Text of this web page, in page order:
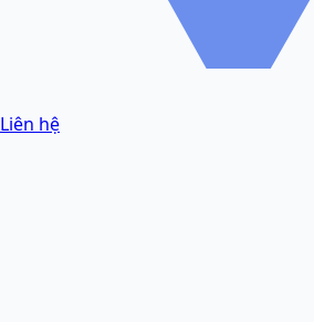
Liên hệ